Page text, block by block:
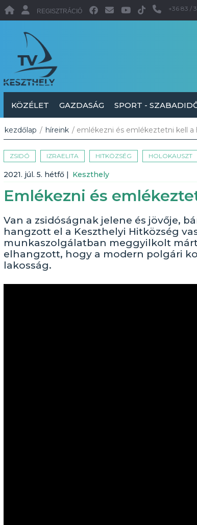
REGISZTRÁCIÓ +36 83 /
KÖZÉLET GAZDASÁG SPORT -
kezdőlap / híreink / emlékezni és emlékeztetni kell a
ZSIDÓ IZRAELITA HITKÖZSÉG HOLOKAUSZT
2021. júl. 5. hétfő | Keszthely
Emlékezni és
Van a zsidóságnak jelene és jövője,
hangzott el a Keszthelyi Hitközség
munkaszolgálatban meggyilkolt
elhangzott, hogy a modern polgári
lakosság.